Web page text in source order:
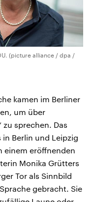
(picture alliance / dpa /
kamen im Berliner
um über
zu sprechen. Das
Berlin und Leipzig
einem eröffnenden
Monika Grütters
Tor als Sinnbild
gebracht. Sie